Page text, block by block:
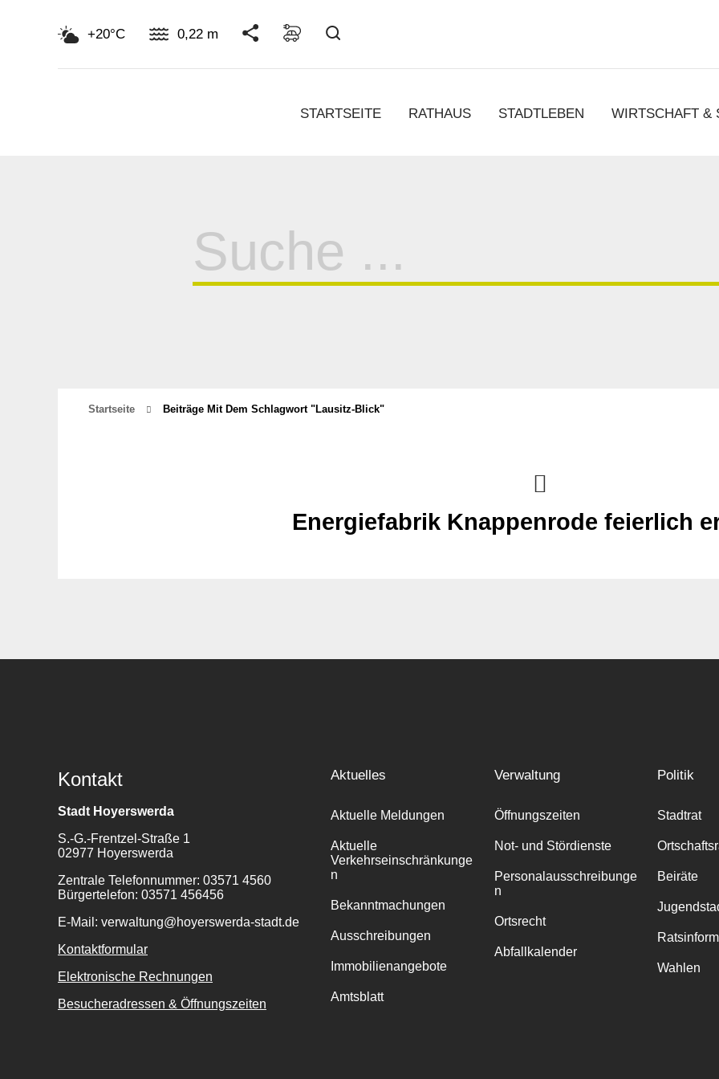
+20°C 0,22 m
STARTSEITE RATHAUS STADTLEBEN WIRTSCHAFT &
für:
Startseite Beiträge Mit Dem Schlagwort "Lausitz-Blick"
Energiefabrik Knappenrode feierlich
Kontakt
Stadt Hoyerswerda
S.-G.-Frentzel-Straße 1
02977 Hoyerswerda
Zentrale Telefonnummer: 03571 4560
Bürgertelefon: 03571 456456
E-Mail: verwaltung@hoyerswerda-stadt.de
Kontaktformular
Elektronische Rechnungen
Besucheradressen & Öffnungszeiten
Aktuelles
Aktuelle Meldungen
Aktuelle
Verkehrseinschränkunge
n
Bekanntmachungen
Ausschreibungen
Immobilienangebote
Amtsblatt
Verwaltung
Öffnungszeiten
Not- und Stördienste
Personalausschreibunge
n
Ortsrecht
Abfallkalender
Politik
Stadtrat
Beiräte
Wahlen